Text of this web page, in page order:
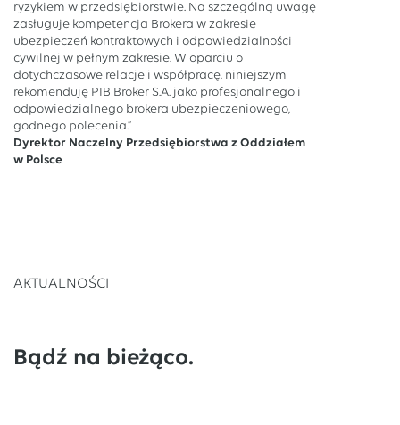
ryzykiem w przedsiębiorstwie. Na szczególną uwagę
zasługuje kompetencja Brokera w zakresie
ubezpieczeń kontraktowych i odpowiedzialności
cywilnej w pełnym zakresie. W oparciu o
dotychczasowe relacje i współpracę, niniejszym
rekomenduję PIB Broker S.A. jako profesjonalnego i
odpowiedzialnego brokera ubezpieczeniowego,
godnego polecenia.”
Dyrektor Naczelny Przedsiębiorstwa z Oddziałem
w Polsce
AKTUALNOŚCI
Bądź na bieżąco.